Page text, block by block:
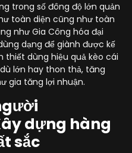
trong số đông độ lớn quản
toàn diện cũng như toàn
như Gia Công hóa đại
dạng để giành được kế
thiết dùng hiệu quả kèo cái
lớn hay thon thả, tăng
gia tăng lợi nhuận.
dựng hàng
sắc